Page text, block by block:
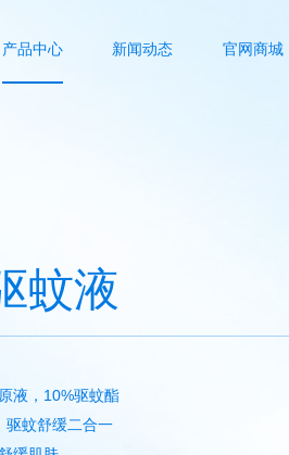
产品中心 新闻动态 官网商城
蚊液
液， 10%驱蚊酯
驱蚊舒缓二合一